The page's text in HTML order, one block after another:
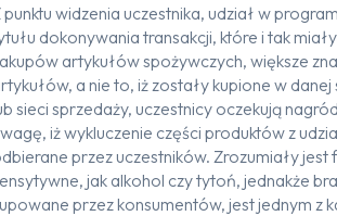
punktu widzenia uczestnika, udział w
dokonywania transakcji, które i tak
artykułów spożywczych, większe
a nie to, iż zostały kupione w
sieci sprzedaży, uczestnicy oczekują
iż wykluczenie części produktów z
przez uczestników. Zrozumiały
jak alkohol czy tytoń, jednakże
przez konsumentów, jest jednym z